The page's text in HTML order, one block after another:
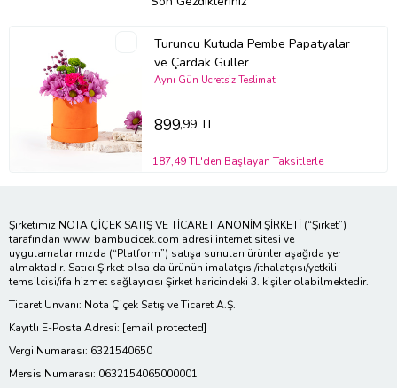
Turuncu Kutuda Pembe Papatyalar
ve Çardak Güller
Aynı Gün Ücretsiz Teslimat
899,99 TL
187,49 TL'den Başlayan Taksitlerle
Şirketimiz NOTA ÇİÇEK SATIŞ VE TİCARET ANONİM ŞİRKETİ (“Şirket”)
tarafından www. bambucicek.com adresi internet sitesi ve
uygulamalarımızda (“Platform”) satışa sunulan ürünler aşağıda yer
almaktadır. Satıcı Şirket olsa da ürünün imalatçısı/ithalatçısı/yetkili
temsilcisi/ifa hizmet sağlayıcısı Şirket haricindeki 3. kişiler olabilmektedir.
Ticaret Ünvanı: Nota Çiçek Satış ve Ticaret A.Ş.
Kayıtlı E-Posta Adresi: [email protected]
Vergi Numarası: 6321540650
Mersis Numarası: 0632154065000001